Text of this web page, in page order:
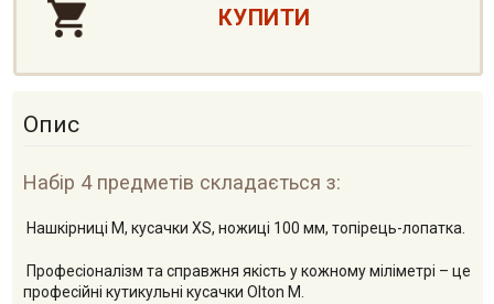
Опис
Набір 4 предметів складається з:
Нашкірниці М, кусачки ХS, ножиці 100 мм, топірець-лопатка.
Професіоналізм та справжня якість у кожному міліметрі – це
професійні кутикульні кусачки Olton M.